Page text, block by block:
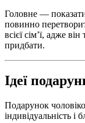
Головне — показати
повинно
всієї сім’ї, адже
придбати.
Ідеї
Подарунок
індивідуальність і